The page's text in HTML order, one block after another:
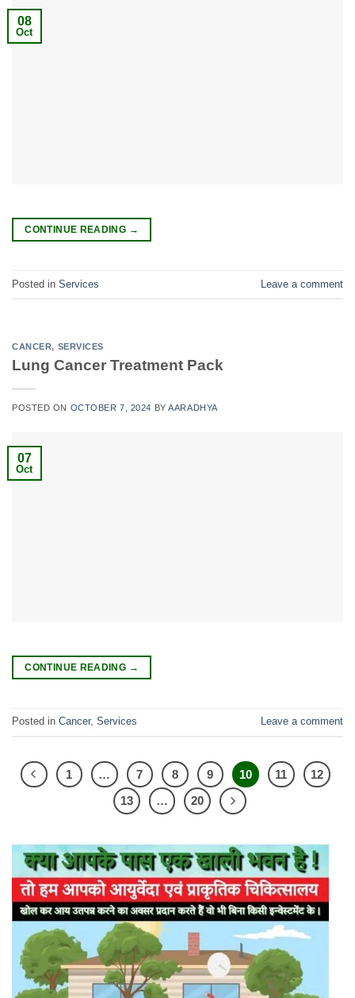
08
Oct
CONTINUE READING →
Posted in Services Leave a comment
CANCER, SERVICES
Lung Cancer Treatment Pack
POSTED ON OCTOBER 7, 2024 BYAARADHYA
07
Oct
CONTINUE READING →
Posted in Cancer, Services Leave a comment
1 … 7 8 9 10 11
12
13
… 20